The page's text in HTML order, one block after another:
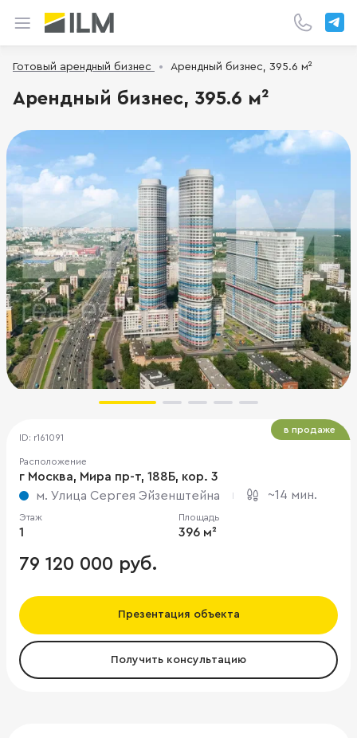
Готовый арендный бизнес Арендный бизнес, 395.6 м²
Арендный бизнес, 395.6 м²
ID: r161091
Расположение
г Москва, Мира пр-т, 188Б, кор. 3
м. Улица Сергея Эйзенштейна
~14 мин.
Этаж
1
Площадь
396 м²
79 120 000 руб.
Презентация объекта
Получить консультацию
в продаже